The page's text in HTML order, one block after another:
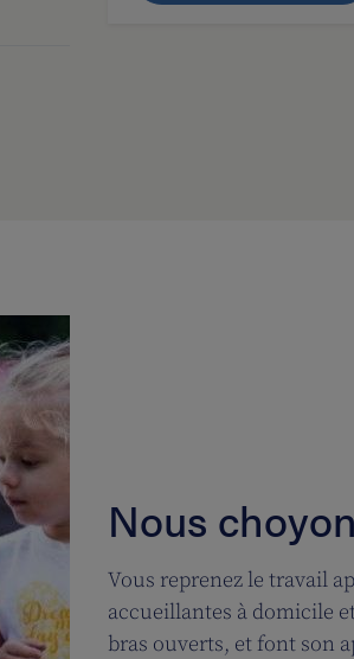
Nous
Vous reprenez le travail
accueillantes à domicile
bras ouverts, et font son